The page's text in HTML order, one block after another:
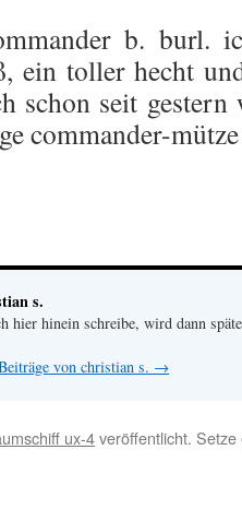
b. burl.
ein toller hecht
schon seit
commander-
s.
hier hinein schreibe, wird dann
von christian s. →
ux-4veröffentlicht.